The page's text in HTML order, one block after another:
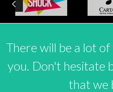
There will be a lot
you. Don't hesitate
that we